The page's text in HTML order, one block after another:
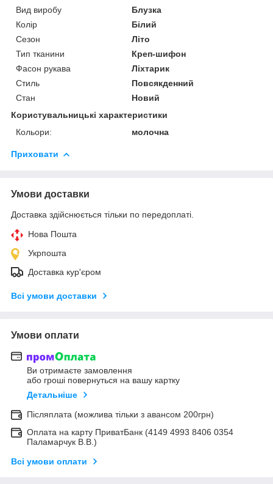
Вид виробу
Блузка
Колір
Білий
Сезон
Літо
Тип тканини
Креп-шифон
Фасон рукава
Ліхтарик
Стиль
Повсякденний
Стан
Новий
Користувальницькі характеристики
Кольори:
молочна
Приховати
Умови доставки
Доставка здійснюється тільки по передоплаті.
Нова Пошта
Укрпошта
Доставка кур'єром
Всі умови доставки
Умови оплати
Ви отримаєте замовлення
або гроші повернуться на вашу картку
Детальніше
Післяплата (можлива тільки з авансом 200грн)
Оплата на карту ПриватБанк (4149 4993 8406 0354
Паламарчук В.В.)
Всі умови оплати